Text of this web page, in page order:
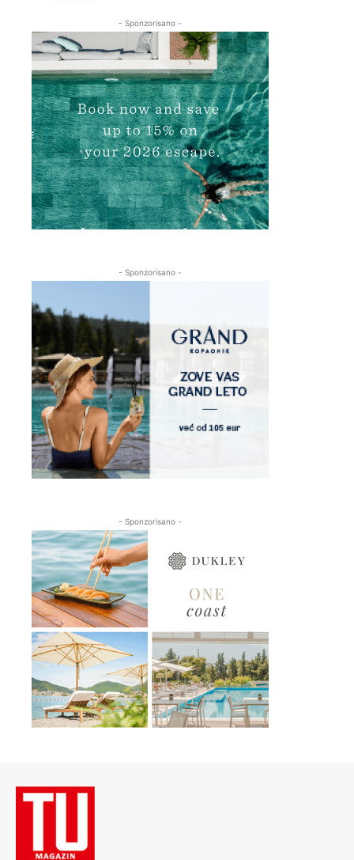
- Sponzorisano -
- Sponzorisano -
- Sponzorisano -